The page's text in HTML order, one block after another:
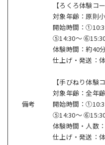
備考
【ろくろ体験コー
対象年齢：原則
開始時間：
⑤14:30～
体験時間：約40
仕上げ・発送：
【手びねり体験
対象年齢：全年
開始時間：
⑤14:30～
体験時間・人数
仕上げ・発送：